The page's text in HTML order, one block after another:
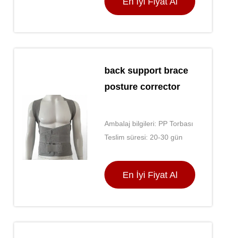
back support brace
posture corrector
Ambalaj bilgileri: PP Torbası
Teslim süresi: 20-30 gün
En İyi Fiyat Al